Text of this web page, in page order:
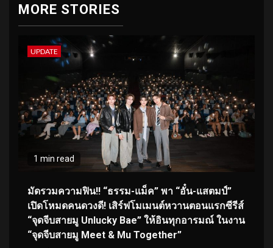
MORE STORIES
UPDATE
1 min read
มัดรวมความฟิน!! “ธรรม-แม็ค” พา “อั๋น-แสตมป์”
เปิดโหมดคนดวงดี! เสิร์ฟโมเมนต์หวานตอนแรกซีรีส์
“จุดจีบสายมู Unlucky Bae” ให้อินทุกอารมณ์ ในงาน
“จุดจีบสายมู Meet & Mu Together”